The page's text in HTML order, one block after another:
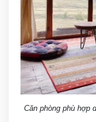
Căn phòng phù hợp